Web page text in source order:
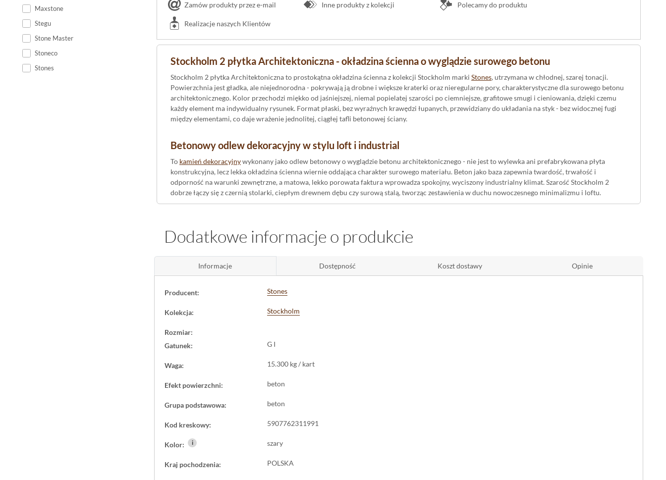
Maxstone
Stegu
Stone Master
Stoneco
Stones
Zamów produkty przez e-mail Inne produkty z kolekcji Polecamy do produktu
Realizacje naszych Klientów
Stockholm 2 płytka Architektoniczna - okładzina ścienna o wyglądzie surowego betonu
Stockholm 2 płytka Architektoniczna to prostokątna okładzina ścienna z kolekcji Stockholm marki Stones, utrzymana w chłodnej, szarej tonacji.
Powierzchnia jest gładka, ale niejednorodna - pokrywają ją drobne i większe kraterki oraz nieregularne pory, charakterystyczne dla surowego betonu
architektonicznego. Kolor przechodzi miękko od jaśniejszej, niemal popielatej szarości po ciemniejsze, grafitowe smugi i cieniowania, dzięki czemu
każdy element ma indywidualny rysunek. Format płaski, bez wyraźnych krawędzi łupanych, przewidziany do układania na styk - bez widocznej fugi
między elementami, co daje wrażenie jednolitej, ciągłej tafli betonowej ściany.
Betonowy odlew dekoracyjny w stylu loft i industrial
To kamień dekoracyjnywykonany jako odlew betonowy o wyglądzie betonu architektonicznego - nie jest to wylewka ani prefabrykowana płyta
konstrukcyjna, lecz lekka okładzina ścienna wiernie oddająca charakter surowego materiału. Beton jako baza zapewnia twardość, trwałość i
odporność na warunki zewnętrzne, a matowa, lekko porowata faktura wprowadza spokojny, wyciszony industrialny klimat. Szarość Stockholm 2
dobrze łączy się z czernią stolarki, ciepłym drewnem dębu czy surową stalą, tworząc zestawienia w duchu nowoczesnego minimalizmu i loftu.
Mrozoodporność materiału otwiera zastosowaniana zewnątrz- to kamień na elewacje domów, cokoły, słupki ogrodzeniowe oraz ściany osłonowe
tarasów, gdzie szara, betonowa powierzchnia zachowuje swój charakter przez cały rok. We wnętrzach okładzina sprawdzi się na ścianie w salonie, w
korytarzu, za telewizorem czy w strefie kominka, budując surowe industrialne tło. Montaż na styk, bez fugowania, ułatwia uzyskanie spójnej, jednolitej
powierzchni przypominającej monolityczną ścianęz betonu.
łączy chłodną szarość z trwałością betonu w jednym, uniwersalnym rozwiązaniu.
Dodatkowe informacje o produkcie
Informacje Dostępność Koszt dostawy Opinie
Producent: Stones
Kolekcja: Stockholm
Rozmiar:
Gatunek:
G I
Waga: 15.300 kg / kart
Efekt powierzchni: beton
Grupa podstawowa: beton
Kod kreskowy: 5907762311991
Kolor: i szary
Kraj pochodzenia: POLSKA